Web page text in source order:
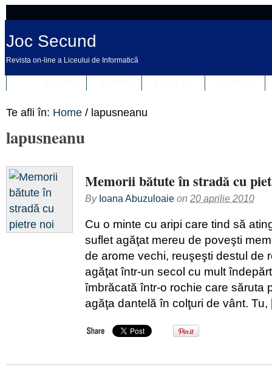
Joc Secund
Revista on-line a Liceului de Informatică
Te afli în: Home / lapusneanu
lapusneanu
Memorii bătute în stradă cu
By Ioana Abuzuloaie on 20 aprilie 2010
Cu o minte cu aripi care tind să
suflet agăţat mereu de poveşti
de arome vechi, reuşeşti destul de
agăţat într-un secol cu mult
îmbrăcată într-o rochie care săruta
agăţa dantelă în colţuri de vânt.